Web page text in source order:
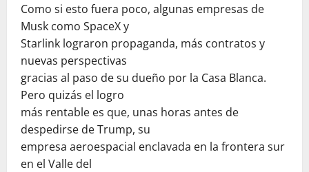
Como si esto fuera poco, algunas empresas de
Musk como SpaceX y
Starlink lograron propaganda, más contratos y
nuevas perspectivas
gracias al paso de su dueño por la Casa Blanca.
Pero quizás el logro
más rentable es que, unas horas antes de
despedirse de Trump, su
empresa aeroespacial enclavada en la frontera sur
en el Valle del